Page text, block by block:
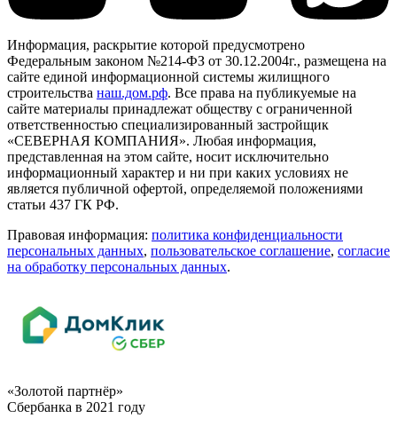
Информация, раскрытие которой предусмотрено
Федеральным законом №214-ФЗ от 30.12.2004г., размещена на
сайте единой информационной системы жилищного
строительства наш.дом.рф. Все права на публикуемые на
сайте материалы принадлежат обществу с ограниченной
ответственностью специализированный застройщик
«СЕВЕРНАЯ КОМПАНИЯ». Любая информация,
представленная на этом сайте, носит исключительно
информационный характер и ни при каких условиях не
является публичной офертой, определяемой положениями
статьи 437 ГК РФ.
Правовая информация: политика конфиденциальности
персональных данных, пользовательское cоглашение, cогласие
на обработку персональных данных.
«Золотой партнёр»
Сбербанка в 2021 году